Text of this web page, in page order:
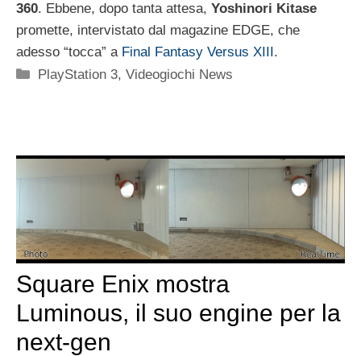
360. Ebbene, dopo tanta attesa, Yoshinori Kitase
promette, intervistato dal magazine EDGE, che
adesso “tocca” a Final Fantasy Versus XIII.
Categorie
PlayStation 3,Videogiochi News
Square Enix mostra
Luminous, il suo engine per la
next-gen